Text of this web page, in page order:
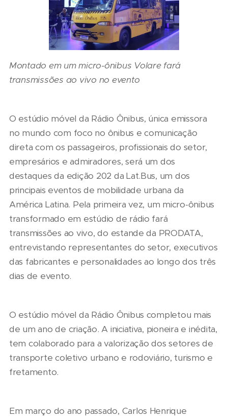
Montado em um micro-ônibus Volare fará
transmissões ao vivo no evento
O estúdio móvel da Rádio Ônibus, única emissora
no mundo com foco no ônibus e comunicação
direta com os passageiros, profissionais do setor,
empresários e admiradores, será um dos
destaques da edição 202 da Lat.Bus, um dos
principais eventos de mobilidade urbana da
América Latina. Pela primeira vez, um micro-ônibus
transformado em estúdio de rádio fará
transmissões ao vivo, do estande da PRODATA,
entrevistando representantes do setor, executivos
das fabricantes e personalidades ao longo dos três
dias de evento.
O estúdio móvel da Rádio Ônibus completou mais
de um ano de criação. A iniciativa, pioneira e inédita,
tem colaborado para a valorização dos setores de
transporte coletivo urbano e rodoviário, turismo e
fretamento.
Em março do ano passado, Carlos Henrique